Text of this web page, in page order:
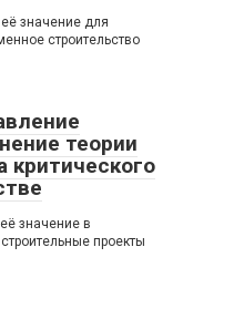
значение для
строительство
теории
критического
значение в
проекты